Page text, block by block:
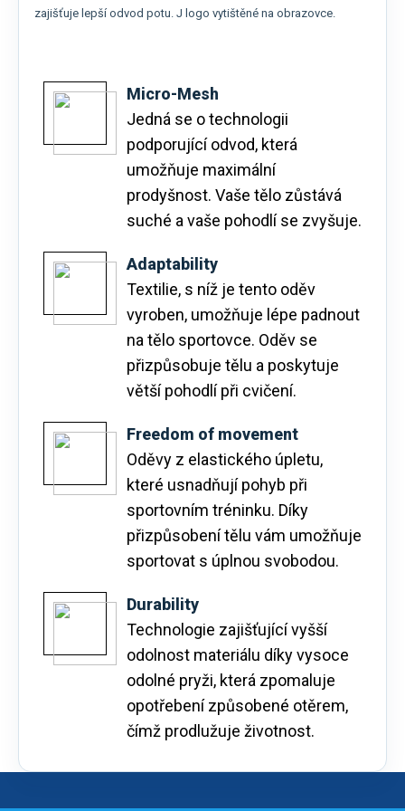
zajišťuje lepší odvod potu. J logo vytištěné na obrazovce.
Micro-Mesh
Jedná se o technologii
podporující odvod, která
umožňuje maximální
prodyšnost. Vaše tělo zůstává
suché a vaše pohodlí se zvyšuje.
Adaptability
Textilie, s níž je tento oděv
vyroben, umožňuje lépe padnout
na tělo sportovce. Oděv se
přizpůsobuje tělu a poskytuje
větší pohodlí při cvičení.
Freedom of movement
Oděvy z elastického úpletu,
které usnadňují pohyb při
sportovním tréninku. Díky
přizpůsobení tělu vám umožňuje
sportovat s úplnou svobodou.
Durability
Technologie zajišťující vyšší
odolnost materiálu díky vysoce
odolné pryži, která zpomaluje
opotřebení způsobené otěrem,
čímž prodlužuje životnost.